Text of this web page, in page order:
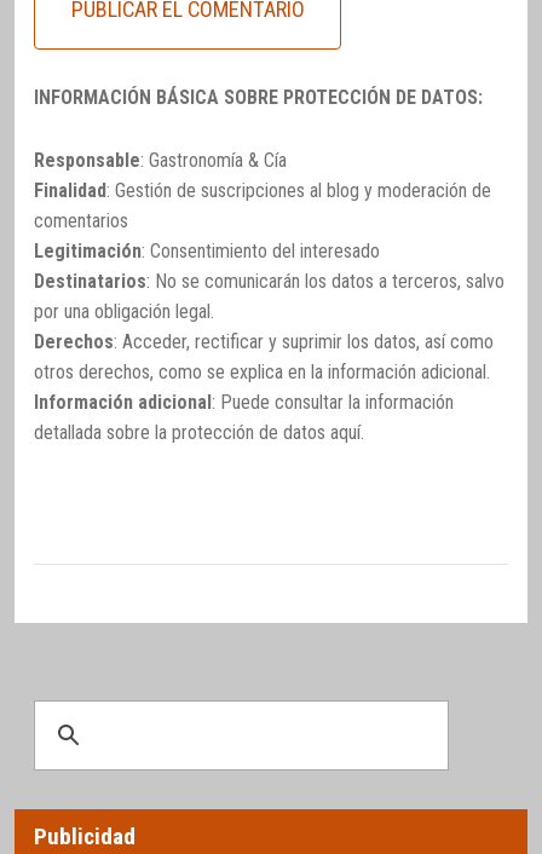
INFORMACIÓN BÁSICA SOBRE PROTECCIÓN DE DATOS:
Responsable: Gastronomía & Cía
Finalidad: Gestión de suscripciones al blog y moderación de
comentarios
Legitimación: Consentimiento del interesado
Destinatarios: No se comunicarán los datos a terceros, salvo
por una obligación legal.
Derechos: Acceder, rectificar y suprimir los datos, así como
otros derechos, como se explica en la información adicional.
Información adicional : Puede consultar la información
detallada sobre la protección de datos aquí.
Publicidad